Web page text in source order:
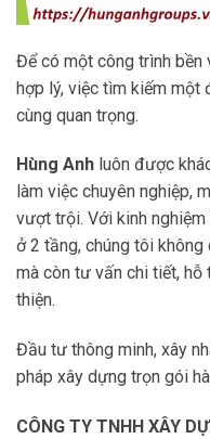
Để có một công trình
hợp lý, việc tìm kiếm một
cùng quan trọng.
Hùng Anh luôn được
làm việc chuyên nghiệp,
vượt trội. Với kinh
ở 2 tầng, chúng tôi
mà còn tư vấn chi tiết,
thiện.
Đầu tư thông minh, xây
pháp xây dựng trọn gói
CÔNG TY TNHH XÂY